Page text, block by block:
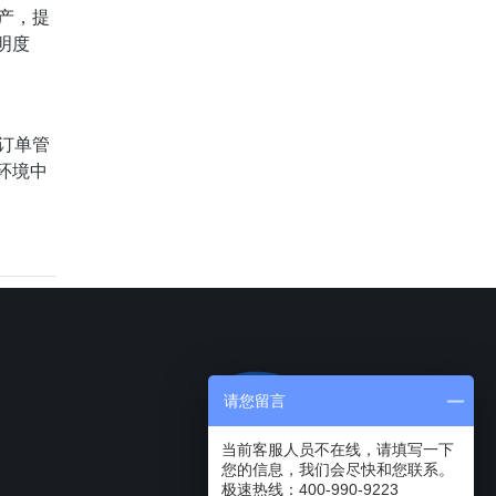
，提
度
单管
境中
请您留言
当前客服人员不在线，请填写一下
您的信息，我们会尽快和您联系。
极速热线：400-990-9223